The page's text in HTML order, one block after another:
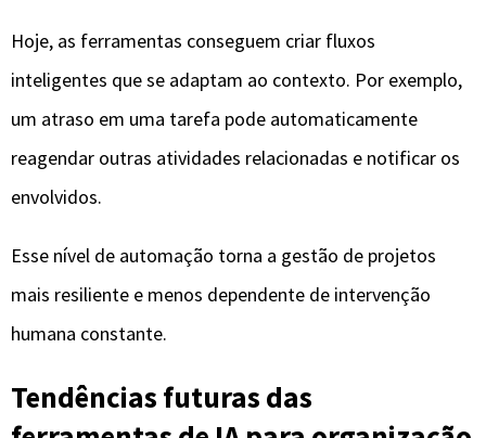
Tendências futuras das
ferramentas de IA para organização
O futuro das ferramentas de inteligência artificial para
IA generativa aplicada à gestão
A IA generativa permitirá criar projetos inteiros a partir